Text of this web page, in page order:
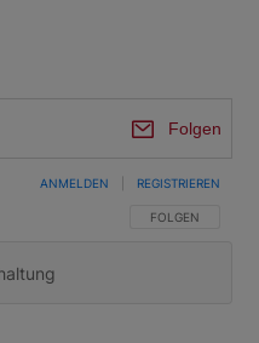
Folgen
FOLGE DIESER
FOLGEN
ANMELDEN REGISTRIEREN